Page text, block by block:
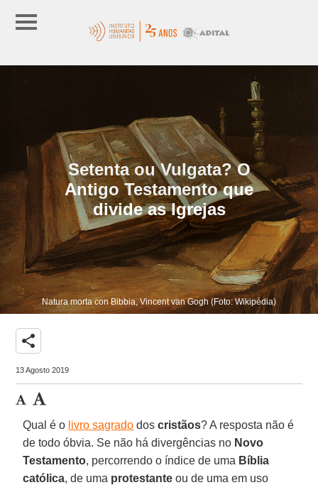
Setenta ou Vulgata? O
Antigo Testamento que
divide as Igrejas
Natura morta con Bibbia, Vincent van Gogh (Foto: Wikipédia)
share
13 Agosto 2019
Qual é o livro sagrado dos cristãos? A resposta não é
de todo óbvia. Se não há divergências no Novo
Testamento, percorrendo o índice de uma Bíblia
católica, de uma protestante ou de uma em uso